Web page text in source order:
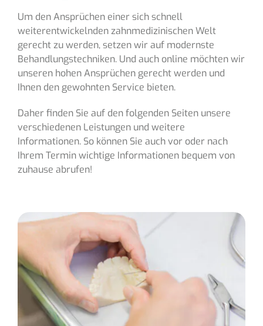
Um den Ansprüchen einer sich schnell
weiterentwickelnden zahnmedizinischen Welt
gerecht zu werden, setzen wir auf modernste
Behandlungstechniken. Und auch online möchten wir
unseren hohen Ansprüchen gerecht werden und
Ihnen den gewohnten Service bieten.
Daher finden Sie auf den folgenden Seiten unsere
verschiedenen Leistungen und weitere
Informationen. So können Sie auch vor oder nach
Ihrem Termin wichtige Informationen bequem von
zuhause abrufen!